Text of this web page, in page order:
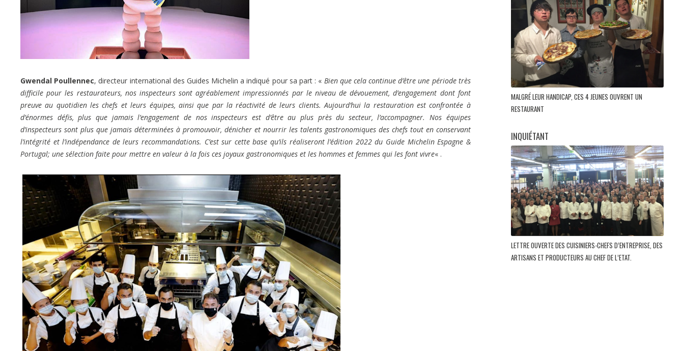
Gwendal Poullennec, directeur international des Guides Michelin a indiqué pour sa part : « Bien que cela continue d’être une période très
difficile pour les restaurateurs, nos inspecteurs sont agréablement impressionnés par le niveau de dévouement, d’engagement dont font
preuve au quotidien les chefs et leurs équipes, ainsi que par la réactivité de leurs clients. Aujourd’hui la restauration est confrontée à
d’énormes défis, plus que jamais l’engagement de nos inspecteurs est d’être au plus près du secteur, l’accompagner. Nos équipes
d’inspecteurs sont plus que jamais déterminées à promouvoir, dénicher et nourrir les talents gastronomiques des chefs tout en conservant
l’intégrité et l’indépendance de leurs recommandations. C’est sur cette base qu’ils réaliseront l’édition 2022 du Guide Michelin Espagne &
Portugal; une sélection faite pour mettre en valeur à la fois ces joyaux gastronomiques et les hommes et femmes qui les font vivre« .
MALGRÉ LEUR HANDICAP, CES 4 JEUNES OUVRENT UN
RESTAURANT
INQUIÉTANT
LETTRE OUVERTE DES CUISINIERS-CHEFS D’ENTREPRISE, DES
ARTISANS ET PRODUCTEURS AU CHEF DE L’ETAT.